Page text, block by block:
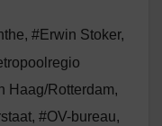
, #Erwin Stoker,
Haag/Rotterdam,
, #OV-bureau,